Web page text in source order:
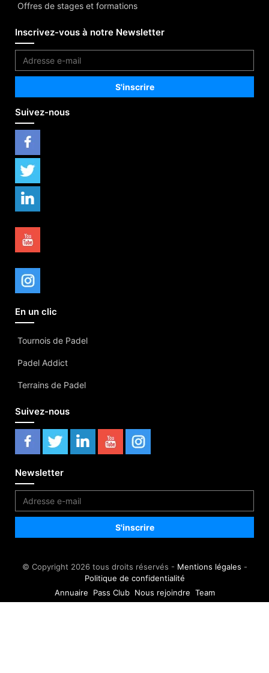
Offres de stages et formations
Inscrivez-vous à notre Newsletter
Suivez-nous
En un clic
Tournois de Padel
Padel Addict
Terrains de Padel
Suivez-nous
Newsletter
© Copyright 2026 tous droits réservés - Mentions légales -
Politique de confidentialité
Annuaire
Pass Club Nous rejoindre Team